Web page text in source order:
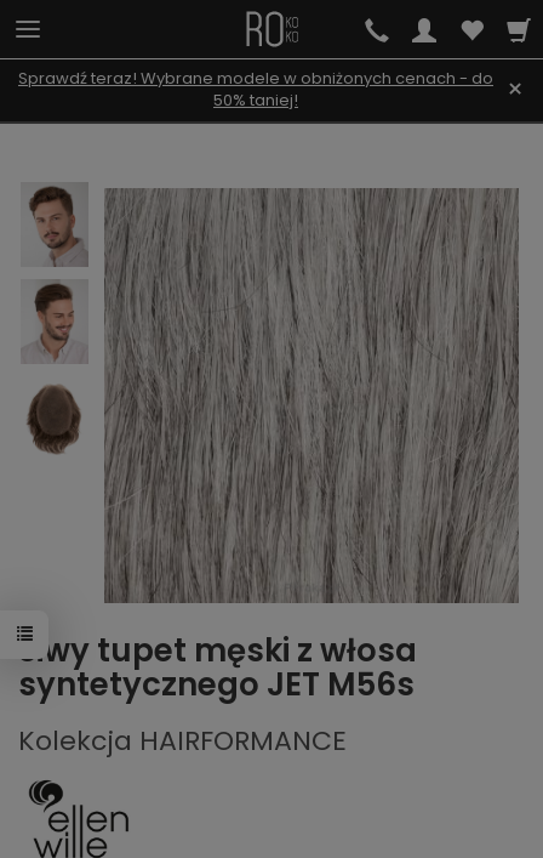
Sprawdź teraz! Wybrane modele w obniżonych cenach - do
50% taniej!
×
Siwy tupet męski z włosa
syntetycznego JET M56s
Kolekcja HAIRFORMANCE